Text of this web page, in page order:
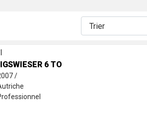
6 TO
/